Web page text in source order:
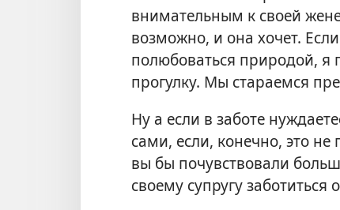
внимательным к своей
возможно, и она хочет.
полюбоваться природой, я
прогулку. Мы стараемся
Ну а если в заботе
сами, если, конечно, это
вы бы почувствовали
своему супругу заботиться